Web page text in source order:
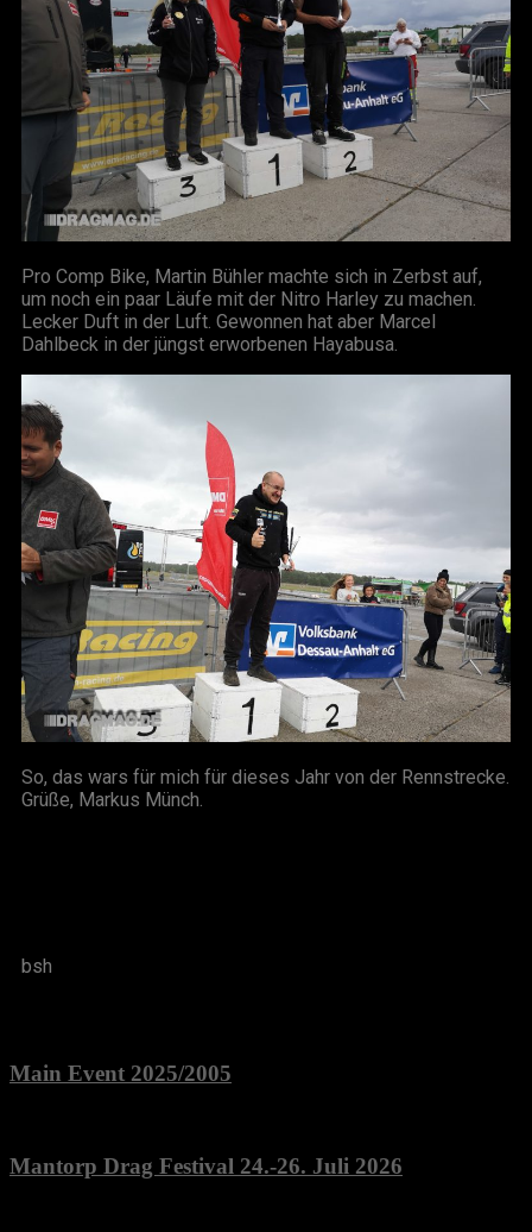
Pro Comp Bike, Martin Bühler machte sich in Zerbst auf,
um noch ein paar Läufe mit der Nitro Harley zu machen.
Lecker Duft in der Luft. Gewonnen hat aber Marcel
Dahlbeck in der jüngst erworbenen Hayabusa.
So, das wars für mich für dieses Jahr von der Rennstrecke.
Grüße, Markus Münch.
bsh
Main Event 2025/2005
Mantorp Drag Festival 24.-26. Juli 2026